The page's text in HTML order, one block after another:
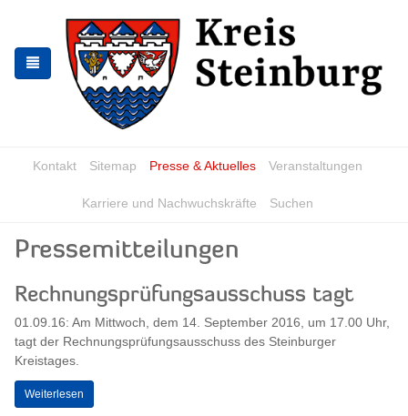
springen
springen
Kontakt Sitemap Presse & Aktuelles Veranstaltungen
Karriere und Nachwuchskräfte Suchen
Pressemitteilungen
Rechnungsprüfungsausschuss tagt
01.09.16: Am Mittwoch, dem 14. September 2016, um 17.00 Uhr,
tagt der Rechnungsprüfungsausschuss des Steinburger
Kreistages.
Weiterlesen